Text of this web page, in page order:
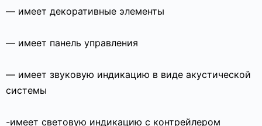
— имеет декоративные элементы
— имеет панель управления
— имеет звуковую индикацию в виде акустической
системы
-имеет световую индикацию с контрейлером